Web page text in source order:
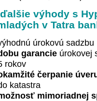
výhody s
v Tatra
úrokovú sadzbu
garancie úrokovej
rokov
čerpanie
katastra
mimoriadnej